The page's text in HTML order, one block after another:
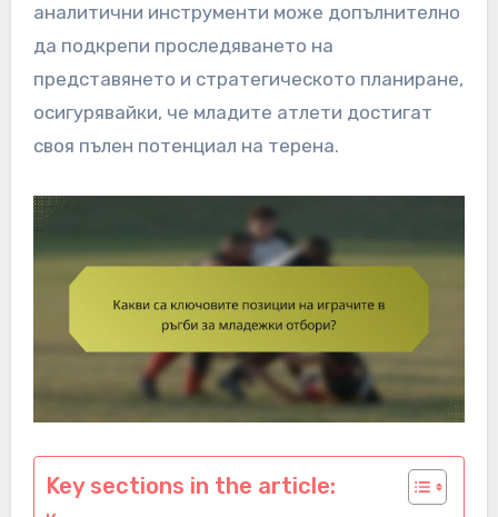
аналитични инструменти може допълнително
да подкрепи проследяването на
представянето и стратегическото планиране,
осигурявайки, че младите атлети достигат
своя пълен потенциал на терена.
Key sections in the article: